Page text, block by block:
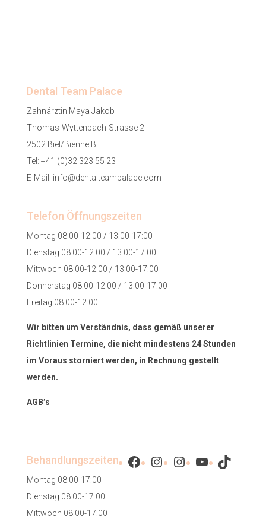
Dental Team Palace
Zahnärztin Maya Jakob
Thomas-Wyttenbach-Strasse 2
2502 Biel/Bienne BE
Tel: +41 (0)32 323 55 23
E-Mail: info@dentalteampalace.com
Telefon Öffnungszeiten
Montag 08:00-12:00 / 13:00-17:00
Dienstag 08:00-12:00 / 13:00-17:00
Mittwoch 08:00-12:00 / 13:00-17:00
Donnerstag 08:00-12:00 / 13:00-17:00
Freitag 08:00-12:00
Wir bitten um Verständnis, dass gemäß unserer
Richtlinien Termine, die nicht mindestens 24 Stunden
im Voraus storniert werden, in Rechnung gestellt
werden.
AGB’s
Behandlungszeiten
Montag 08:00-17:00
Dienstag 08:00-17:00
Mittwoch 08:00-17:00
Facebook
Instagram
Instagram
YouTube
TikTok